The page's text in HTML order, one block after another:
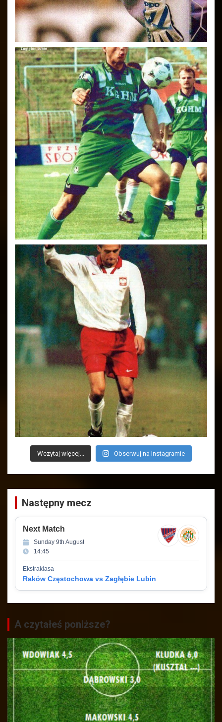
Wczytaj więcej... Obserwuj na Instagramie
Następny mecz
Next Match
Sunday 9th August
14:45
Ekstraklasa
Raków Częstochowa vs Zagłębie Lubin
A czytałeś poniższe?